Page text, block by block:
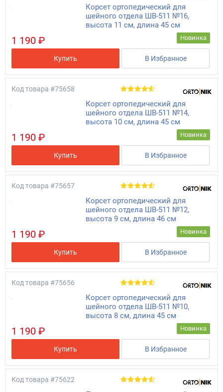
Корсет ортопедический для
шейного отдела ШВ-511 №16,
высота 11 см, длина 45 см
Новинка
1 190 ₽
Купить В Избранное
Код товара #75658
Корсет ортопедический для
шейного отдела ШВ-511 №14,
высота 10 см, длина 45 см
Новинка
1 190 ₽
Купить В Избранное
Код товара #75657
Корсет ортопедический для
шейного отдела ШВ-511 №12,
высота 9 см, длина 46 см
Новинка
1 190 ₽
Купить В Избранное
Код товара #75656
Корсет ортопедический для
шейного отдела ШВ-511 №10,
высота 8 см, длина 45 см
Новинка
1 190 ₽
Купить В Избранное
Код товара #75622